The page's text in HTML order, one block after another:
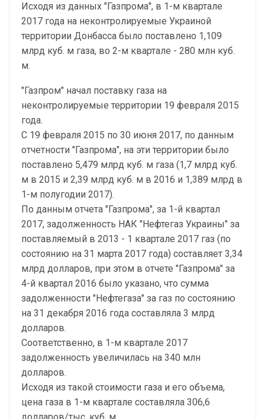
Исходя из данных "Газпрома", в 1-м квартале
2017 года на неконтролируемые Украиной
территории Донбасса было поставлено 1,109
млрд куб. м газа, во 2-м квартале - 280 млн куб.
м.
"Газпром" начал поставку газа на
неконтролируемые территории 19 февраля 2015
года.
С 19 февраля 2015 по 30 июня 2017, по данным
отчетности "Газпрома", на эти территории было
поставлено 5,479 млрд куб. м газа (1,7 млрд куб.
м в 2015 и 2,39 млрд куб. м в 2016 и 1,389 млрд в
1-м полугодии 2017).
По данным отчета "Газпрома", за 1-й квартал
2017, задолженность НАК "Нефтегаз Украины" за
поставляемый в 2013 - 1 квартале 2017 газ (по
состоянию на 31 марта 2017 года) составляет 3,34
млрд долларов, при этом в отчете "Газпрома" за
4-й квартал 2016 было указано, что сумма
задолженности "Нефтегаза" за газ по состоянию
на 31 декабря 2016 года составляла 3 млрд
долларов.
Соответственно, в 1-м квартале 2017
задолженность увеличилась на 340 млн
долларов.
Исходя из такой стоимости газа и его объема,
цена газа в 1-м квартале составляла 306,6